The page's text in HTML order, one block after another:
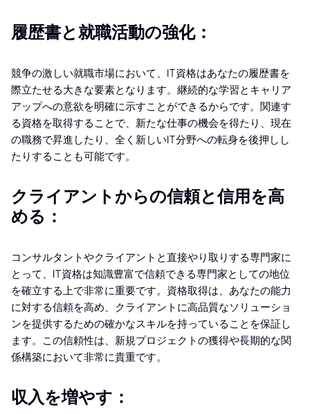
履歴書と就職活動の強化：
競争の激しい就職市場において、IT資格はあなたの履歴書を
際立たせる大きな要素となります。継続的な学習とキャリア
アップへの意欲を明確に示すことができるからです。関連す
る資格を取得することで、新たな仕事の機会を得たり、現在
の職務で昇進したり、全く新しいIT分野への転身を後押しし
たりすることも可能です。
クライアントからの信頼と信用を高
める：
コンサルタントやクライアントと直接やり取りする専門家に
とって、IT資格は知識豊富で信頼できる専門家としての地位
を確立する上で非常に重要です。資格取得は、あなたの能力
に対する信頼を高め、クライアントに高品質なソリューショ
ンを提供するための確かなスキルを持っていることを保証し
ます。この信頼性は、新規プロジェクトの獲得や長期的な関
係構築において非常に貴重です。
収入を増やす：